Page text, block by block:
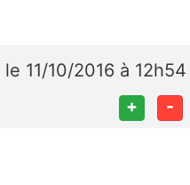
le 11/10/2016 à 12h54
+ -